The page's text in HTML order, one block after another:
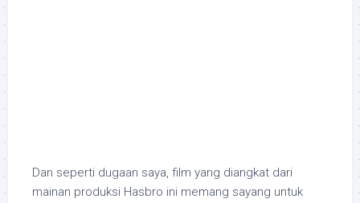
Dan seperti dugaan saya, film yang diangkat dari
mainan produksi Hasbro ini memang sayang untuk